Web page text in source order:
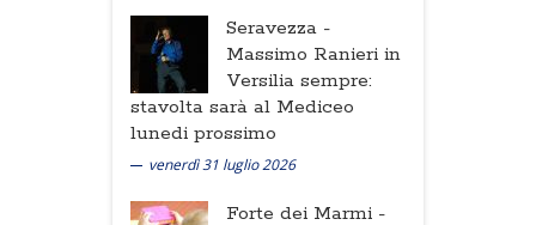
Seravezza -
Massimo Ranieri in
Versilia sempre:
stavolta sarà al Mediceo
lunedi prossimo
venerdì 31 luglio 2026
Forte dei Marmi -